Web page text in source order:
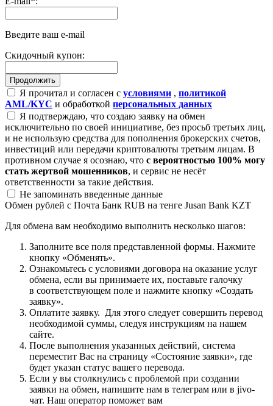
Введите ваш e-mail
Скидочный купон:
Я прочитал и согласен с условиями , политикой
AML/KYC и обработкой персональных данных
Я подтверждаю, что создаю заявку на обмен
исключительно по своей инициативе, без просьб третьих лиц,
и не использую средства для пополнения брокерских счетов,
инвестиций или передачи криптовалюты третьим лицам. В
противном случае я осознаю, что с вероятностью 100% могу
стать жертвой мошенников, и сервис не несёт
ответственности за такие действия.
Не запоминать введенные данные
Обмен рублей с Почта Банк RUB на тенге Jusan Bank KZT
Для обмена вам необходимо выполнить несколько шагов:
Заполните все поля представленной формы. Нажмите
кнопку «Обменять».
Ознакомьтесь с условиями договора на оказание услуг
обмена, если вы принимаете их, поставьте галочку
в соответствующем поле и нажмите кнопку «Создать
заявку».
Оплатите заявку. Для этого следует совершить перевод
необходимой суммы, следуя инструкциям на нашем
сайте.
После выполнения указанных действий, система
переместит Вас на страницу «Состояние заявки», где
будет указан статус вашего перевода.
Если у вы столкнулись с проблемой при создании
заявки на обмен, напишите нам в телеграм или в jivo-
чат. Наш оператор поможет вам